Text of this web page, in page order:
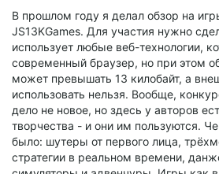
В прошлом году я делал обзор на
JS13KGames. Для участия нужно
использует любые веб-технологии,
современный браузер, но при этом
может превышать 13 килобайт, а
использовать нельзя. Вообще,
дело не новое, но здесь у авторов
творчества - и они им пользуются.
было: шутеры от первого лица,
стратегии в реальном времени,